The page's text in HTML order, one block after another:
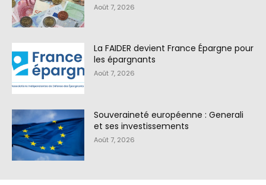
Août 7, 2026
La FAIDER devient France Épargne pour
les épargnants
Août 7, 2026
Souveraineté européenne : Generali
et ses investissements
Août 7, 2026